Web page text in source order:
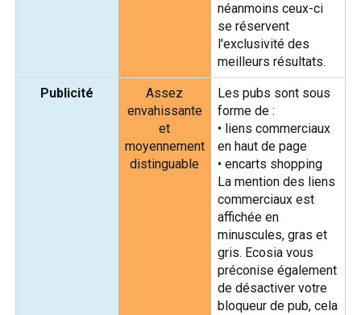
néanmoins ceux-ci
se réservent
l'exclusivité des
meilleurs résultats.
Publicité
Assez
envahissante
et
moyennement
distinguable
Les pubs sont sous
forme de :
• liens commerciaux
en haut de page
• encarts shopping
La mention des liens
commerciaux est
affichée en
minuscules, gras et
gris. Ecosia vous
préconise également
de désactiver votre
bloqueur de pub, cela